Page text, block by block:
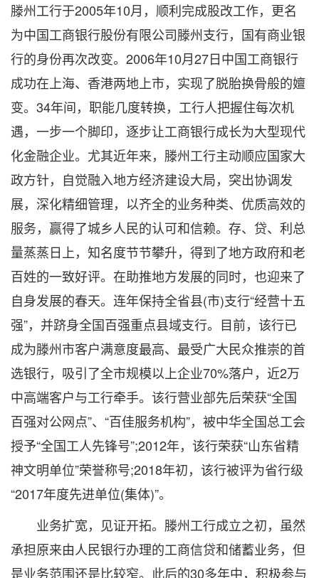
滕州工行于2005年10月，顺利完成股改工作，更名
为中国工商银行股份有限公司滕州支行，国有商业银
行的身份再次改变。2006年10月27日中国工商银行
成功在上海、香港两地上市，实现了脱胎换骨般的嬗
变。34年间，职能几度转换，工行人把握住每次机
遇，一步一个脚印，逐步让工商银行成长为大型现代
化金融企业。尤其近年来，滕州工行主动顺应国家大
政方针，自觉融入地方经济建设大局，突出协调发
展，深化精细管理，以齐全的业务种类、优质高效的
服务，赢得了城乡人民的认可和信赖。存、贷、利总
量蒸蒸日上，知名度节节攀升，得到了地方政府和老
百姓的一致好评。在助推地方发展的同时，也迎来了
自身发展的春天。连年保持全省县(市)支行“经营十五
强”，并跻身全国百强重点县域支行。目前，该行已
成为滕州市客户满意度最高、最受广大民众推崇的首
选银行，吸引了全市规模以上企业70%落户，近2万
中高端客户与工行牵手。该行营业部先后荣获“全国
百强对公网点”、“百佳服务机构”，被中华全国总工会
授予“全国工人先锋号”;2012年，该行荣获“山东省精
神文明单位”荣誉称号;2018年初，该行被评为省行级
“2017年度先进单位(集体)”。
业务扩宽，见证开拓。滕州工行成立之初，虽然
承担原来由人民银行办理的工商信贷和储蓄业务，但
是业务范围还是比较窄。此后的30多年中，积极参与